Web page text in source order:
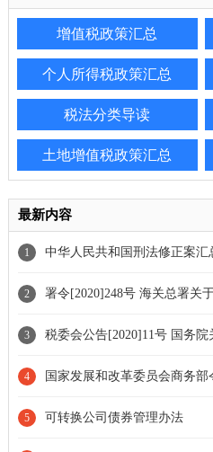
增值税政策汇总
个人所得税政策汇总
税法分类导读
土地增值税政策汇总
最新内容
1 中华人民共和国刑法修正案汇
2 署令[2020]248号 海关总署关
品境外生产企业注册管理规定》的
3 税委会公告[2020]11号 国务
人民共和国进出口税则（2021）》
4 国家发展和改革委员会商务
投资准入特别管理措施[负面清单
5 可转换公司债券管理办法